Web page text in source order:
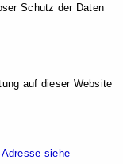
Schutz der Daten
auf dieser Website
siehe